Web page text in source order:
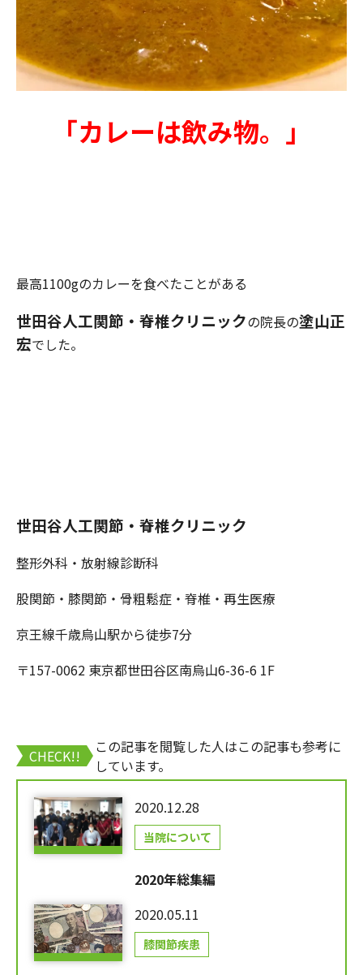
「カレーは飲み物。」
最高1100gのカレーを食べたことがある
世田谷人工関節・ 脊椎クリニックの院長の塗山正
宏でした。
世田谷人工関節・脊椎クリニック
整形外科・放射線診断科
股関節・膝関節・骨粗鬆症・脊椎・再生医療
京王線千歳烏山駅から徒歩7分
〒157-0062 東京都世田谷区南烏山6-36-6 1F
CHECK!!
この記事を閲覧した人はこの記事も参考に
しています。
2020.12.28
当院について
2020年総集編
2020.05.11
膝関節疾患